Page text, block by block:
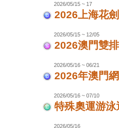
2026/05/15 ~ 17
2026上海花
2026/05/15 ~ 12/05
2026澳門雙
2026/05/16 ~ 06/21
2026年澳門
2026/05/16 ~ 07/10
特殊奧運游
2026/05/16